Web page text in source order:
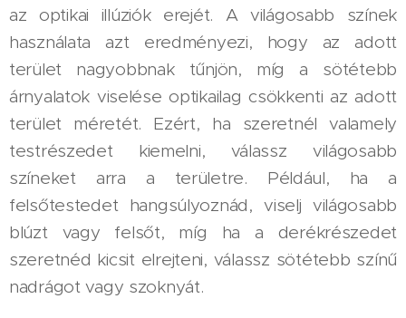
az optikai illúziók erejét. A világosabb színek
használata azt eredményezi, hogy az adott
terület nagyobbnak tűnjön, míg a sötétebb
árnyalatok viselése optikailag csökkenti az adott
terület méretét. Ezért, ha szeretnél valamely
testrészedet kiemelni, válassz világosabb
színeket arra a területre. Például, ha a
felsőtestedet hangsúlyoznád, viselj világosabb
blúzt vagy felsőt, míg ha a derékrészedet
szeretnéd kicsit elrejteni, válassz sötétebb színű
nadrágot vagy szoknyát.